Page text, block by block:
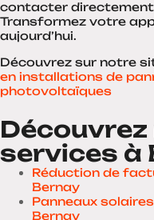
contacter directement
Transformez votre
aujourd’hui.
Découvrez sur notre
en installations de
photovoltaïques
services à
Réduction de
Bernay
Panneaux
Bernay